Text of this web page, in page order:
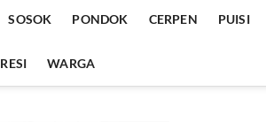
SOSOK PONDOK CERPEN PUISI
WARGA